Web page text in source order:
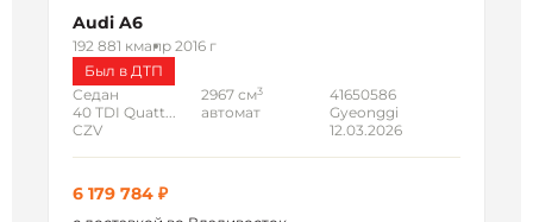
Audi A6
192 881 кмапр 2016 г
Был в ДТП
Седан
40 TDI Quatt...
CZV
2967 см3
автомат
41650586
Gyeonggi
12.03.2026
6 179 784 ₽